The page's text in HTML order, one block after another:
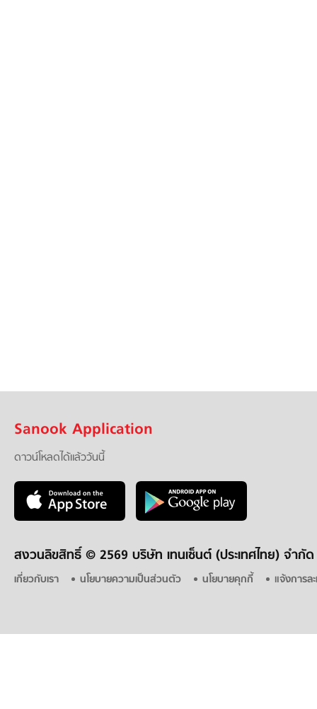
Sanook Application
ดาวน์โหลดได้แล้ววันนี้
สงวนลิขสิทธิ์ © 2569 บริษัท เทนเซ็นต์ (ประเทศไทย) จำกัด
เกี่ยวกับเรา นโยบายความเป็นส่วนตัว นโยบายคุกกี้ แจ้งการล